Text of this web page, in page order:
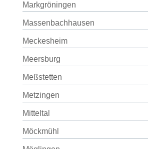
Markgröningen
Massenbachhausen
Meckesheim
Meersburg
Meßstetten
Metzingen
Mitteltal
Möckmühl